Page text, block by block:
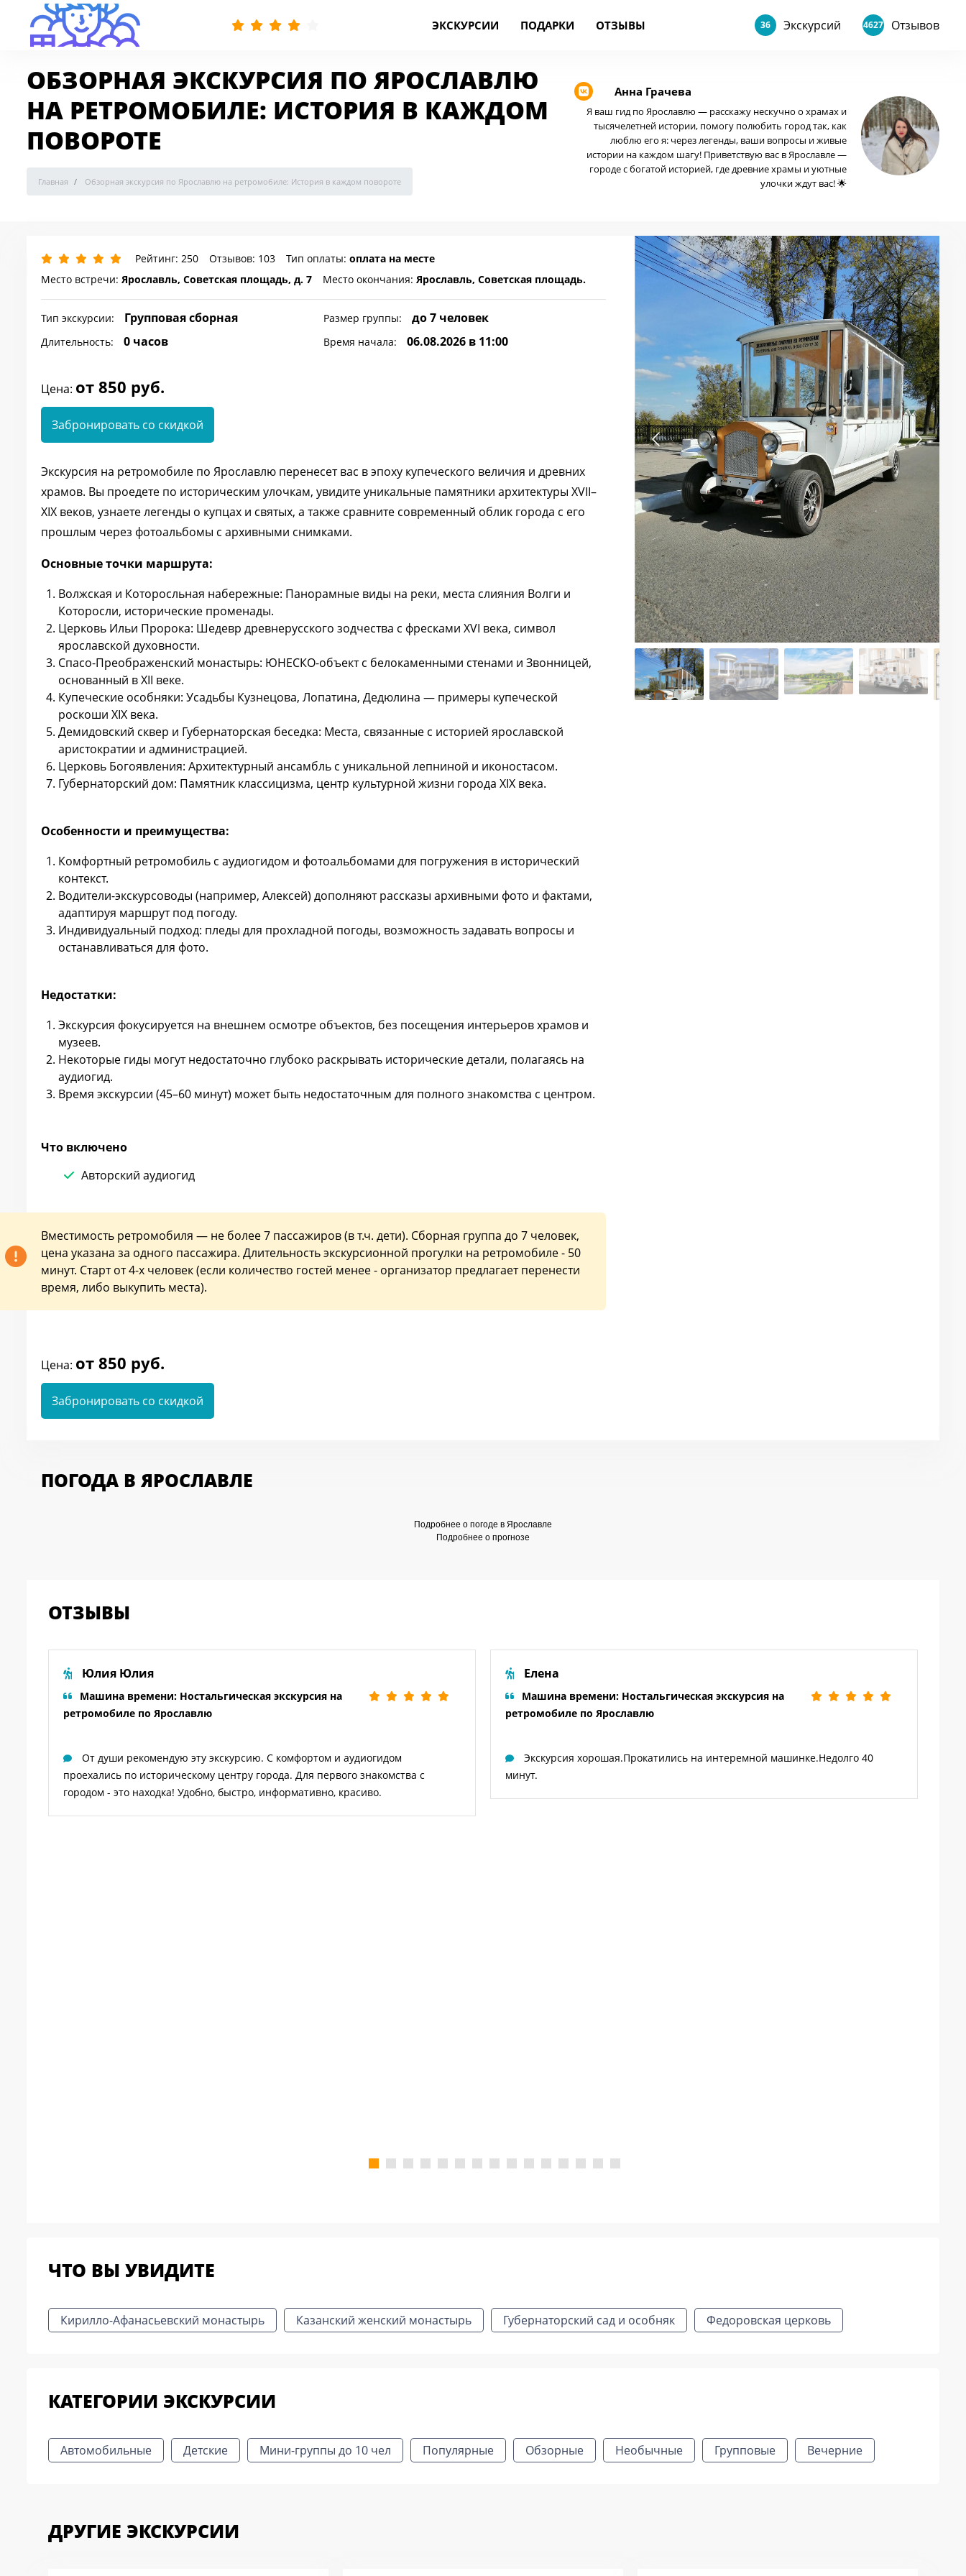
ЭКСКУРСИИ ПОДАРКИ ОТЗЫВЫ 36 Экскурсий 4627 Отзывов
ОБЗОРНАЯ ЭКСКУРСИЯ ПО ЯРОСЛАВЛЮ
НА РЕТРОМОБИЛЕ: ИСТОРИЯ В КАЖДОМ
ПОВОРОТЕ
Главная Обзорная экскурсия по Ярославлю на ретромобиле: История в каждом повороте
Анна Грачева
Я ваш гид по Ярославлю — расскажу нескучно о храмах и
тысячелетней истории, помогу полюбить город так, как
люблю его я: через легенды, ваши вопросы и живые
истории на каждом шагу! Приветствую вас в Ярославле —
городе с богатой историей, где древние храмы и уютные
улочки ждут вас! 🌟
Рейтинг: 250 Отзывов: 103 Тип оплаты: оплата на месте
Место встречи: Ярославль, Советская площадь, д. 7 Место окончания: Ярославль, Советская площадь.
Тип экскурсии: Групповая сборная Размер группы: до 7 человек
Длительность: 0 часов Время начала: 06.08.2026 в 11:00
Цена: от 850 руб.
Забронировать со скидкой
Экскурсия на ретромобиле по Ярославлю перенесет вас в эпоху купеческого величия и древних
храмов. Вы проедете по историческим улочкам, увидите уникальные памятники архитектуры XVII–
XIX веков, узнаете легенды о купцах и святых, а также сравните современный облик города с его
прошлым через фотоальбомы с архивными снимками.
Основные точки маршрута:
Волжская и Которосльная набережные: Панорамные виды на реки, места слияния Волги и
Которосли, исторические променады.
Церковь Ильи Пророка: Шедевр древнерусского зодчества с фресками XVI века, символ
ярославской духовности.
Спасо-Преображенский монастырь: ЮНЕСКО-объект с белокаменными стенами и Звонницей,
основанный в XII веке.
Купеческие особняки: Усадьбы Кузнецова, Лопатина, Дедюлина — примеры купеческой
роскоши XIX века.
Демидовский сквер и Губернаторская беседка: Места, связанные с историей ярославской
аристократии и администрацией.
Церковь Богоявления: Архитектурный ансамбль с уникальной лепниной и иконостасом.
Губернаторский дом: Памятник классицизма, центр культурной жизни города XIX века.
Особенности и преимущества:
Комфортный ретромобиль с аудиогидом и фотоальбомами для погружения в исторический
контекст.
Водители-экскурсоводы (например, Алексей) дополняют рассказы архивными фото и фактами,
адаптируя маршрут под погоду.
Индивидуальный подход: пледы для прохладной погоды, возможность задавать вопросы и
останавливаться для фото.
Недостатки:
Экскурсия фокусируется на внешнем осмотре объектов, без посещения интерьеров храмов и
музеев.
Некоторые гиды могут недостаточно глубоко раскрывать исторические детали, полагаясь на
аудиогид.
Время экскурсии (45–60 минут) может быть недостаточным для полного знакомства с центром.
Что включено
Авторский аудиогид
Вместимость ретромобиля — не более 7 пассажиров (в т.ч. дети). Сборная группа до 7 человек,
цена указана за одного пассажира. Длительность экскурсионной прогулки на ретромобиле - 50
минут. Старт от 4-х человек (если количество гостей менее - организатор предлагает перенести
время, либо выкупить места).
Цена: от 850 руб.
Забронировать со скидкой
ПОГОДА В ЯРОСЛАВЛЕ
Подробнее о погоде в Ярославле
Подробнее о прогнозе
ОТЗЫВЫ
Юлия Юлия
Машина времени: Ностальгическая экскурсия на
ретромобиле по Ярославлю
От души рекомендую эту экскурсию. С комфортом и аудиогидом
проехались по историческому центру города. Для первого знакомства с
городом - это находка! Удобно, быстро, информативно, красиво.
Елена
Машина времени: Ностальгическая экскурсия на
ретромобиле по Ярославлю
Экскурсия хорошая.Прокатились на интеремной машинке.Недолго 40
минут.
ЧТО ВЫ УВИДИТЕ
Кирилло-Афанасьевский монастырь Казанский женский монастырь Губернаторский сад и особняк Федоровская церковь
КАТЕГОРИИ ЭКСКУРСИИ
Автомобильные Детские Мини-группы до 10 чел Популярные Обзорные Необычные Групповые Вечерние
ДРУГИЕ ЭКСКУРСИИ